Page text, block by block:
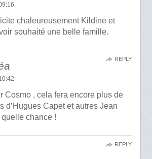
chaleureusement Kildine et
souhaité une belle famille.
Cosmo , cela fera encore plus de
d’Hugues Capet et autres Jean
quelle chance !
REPLY
REPLY